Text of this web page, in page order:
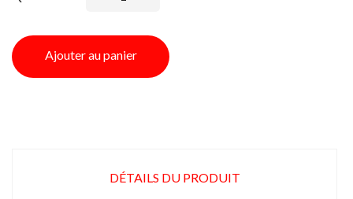
Ajouter au panier
DÉTAILS DU PRODUIT